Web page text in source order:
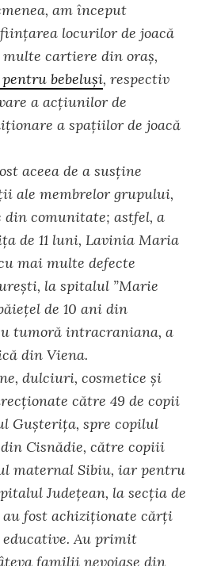
am început
locurilor de joacă
cartiere din oraş,
pentru bebeluşi, respectiv
a acţiunilor de
a spaţiilor de joacă
aceea de a susţine
ale membrelor grupului,
din comunitate; astfel, a
de 11 luni, Lavinia Maria
mai multe defecte
la spitalul ”Marie
de 10 ani din
tumoră intracraniana, a
din Viena.
dulciuri, cosmetice şi
către 49 de copii
Guşteriţa, spre copilul
Cisnădie, către copiii
maternal Sibiu, iar pentru
Judeţean, la secţia de
fost achiziţionate cărţi
educative. Au primit
familii nevoiașe din